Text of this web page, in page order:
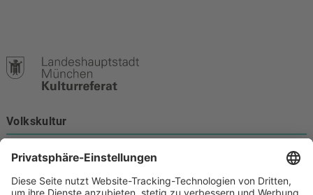
Volkskultur
80331 München
Kontakt